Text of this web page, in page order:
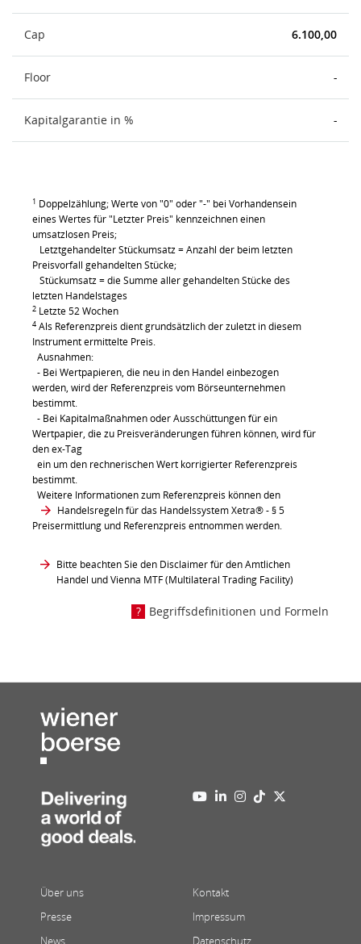
Cap 6.100,00
Floor -
Kapitalgarantie in % -
1 Doppelzählung; Werte von "0" oder "-" bei Vorhandensein
eines Wertes für "Letzter Preis" kennzeichnen einen
umsatzlosen Preis;
Letztgehandelter Stückumsatz = Anzahl der beim letzten
Preisvorfall gehandelten Stücke;
Stückumsatz = die Summe aller gehandelten Stücke des
letzten Handelstages
2 Letzte 52 Wochen
4 Als Referenzpreis dient grundsätzlich der zuletzt in diesem
Instrument ermittelte Preis.
Ausnahmen:
- Bei Wertpapieren, die neu in den Handel einbezogen
werden, wird der Referenzpreis vom Börseunternehmen
bestimmt.
- Bei Kapitalmaßnahmen oder Ausschüttungen für ein
Wertpapier, die zu Preisveränderungen führen können, wird für
den ex-Tag
ein um den rechnerischen Wert korrigierter Referenzpreis
bestimmt.
Weitere Informationen zum Referenzpreis können den
Handelsregeln für das Handelssystem Xetra®- § 5
Preisermittlung und Referenzpreis entnommen werden.
Bitte beachten Sie den Disclaimer für den Amtlichen
Handel und Vienna MTF (Multilateral Trading Facility)
Begriffsdefinitionen und Formeln
Über uns
Presse
News
Kontakt
Impressum
Datenschutz